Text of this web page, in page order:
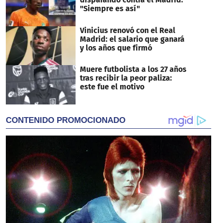
"Siempre es así"
Vinicius renovó con el Real
Madrid: el salario que ganará
y los años que firmó
Muere futbolista a los 27 años
tras recibir la peor paliza:
este fue el motivo